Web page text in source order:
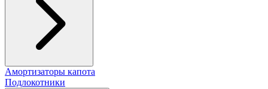
Амортизаторы капота
Подлокотники